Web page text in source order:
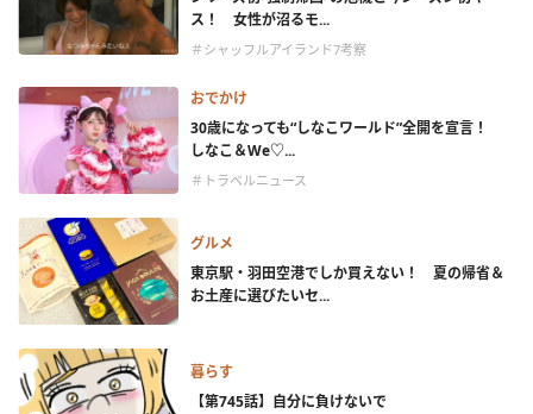
ス！ 女性が沼るモ...
＃シャッフルアイランド7考察
おでかけ
30歳になっても“しなこワールド”全開を宣言！
しなこ＆We♡...
＃トラベルニュース
グルメ
東京駅・羽田空港でしか買えない！ 夏の帰省＆
お土産に選びたいセ...
暮らす
【第745話】自分に負けないで